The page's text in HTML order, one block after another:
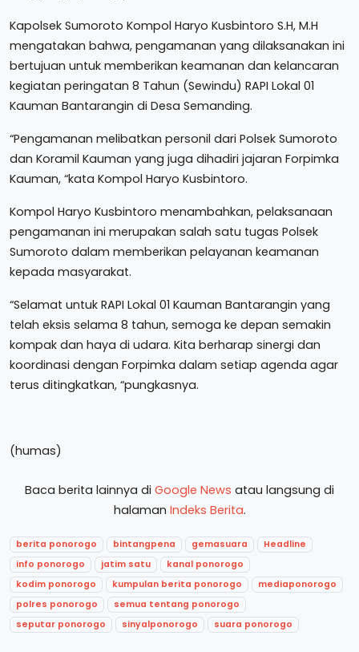
Kapolsek Sumoroto Kompol Haryo Kusbintoro S.H, M.H
mengatakan bahwa, pengamanan yang dilaksanakan ini
bertujuan untuk memberikan keamanan dan kelancaran
kegiatan peringatan 8 Tahun (Sewindu) RAPI Lokal 01
Kauman Bantarangin di Desa Semanding.
“Pengamanan melibatkan personil dari Polsek Sumoroto
dan Koramil Kauman yang juga dihadiri jajaran Forpimka
Kauman, “kata Kompol Haryo Kusbintoro.
Kompol Haryo Kusbintoro menambahkan, pelaksanaan
pengamanan ini merupakan salah satu tugas Polsek
Sumoroto dalam memberikan pelayanan keamanan
kepada masyarakat.
“Selamat untuk RAPI Lokal 01 Kauman Bantarangin yang
telah eksis selama 8 tahun, semoga ke depan semakin
kompak dan haya di udara. Kita berharap sinergi dan
koordinasi dengan Forpimka dalam setiap agenda agar
terus ditingkatkan, “pungkasnya.
(humas)
Baca berita lainnya di Google News atau langsung di
halaman Indeks Berita.
berita ponorogo bintangpena gemasuara
Headline
info ponorogo
jatim satu
kanal ponorogo
kodim ponorogo
kumpulan berita ponorogo
mediaponorogo
polres ponorogo
semua tentang ponorogo
seputar ponorogo
sinyalponorogo suara ponorogo